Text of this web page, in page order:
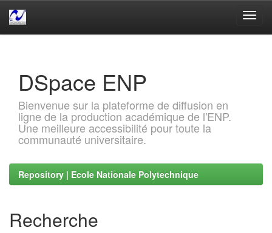
DSpace ENP
Bienvenue sur la plateforme de diffusion en
ligne de la production académique de l'ENP.
Une meilleure accessibilité pour toute la
communauté universitaire.
Repository | Ecole Nationale Polytechnique
Recherche